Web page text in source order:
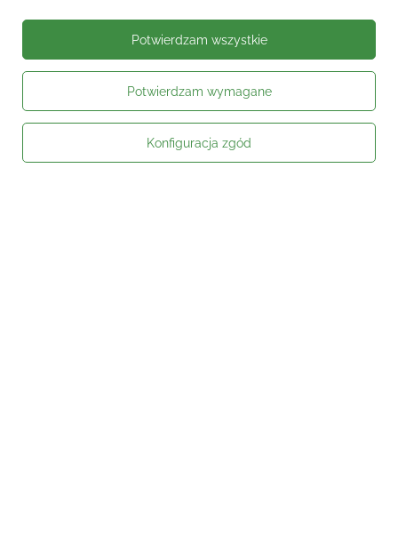
Potwierdzam wymagane
Konfiguracja zgód
Potwierdzam wszystkie